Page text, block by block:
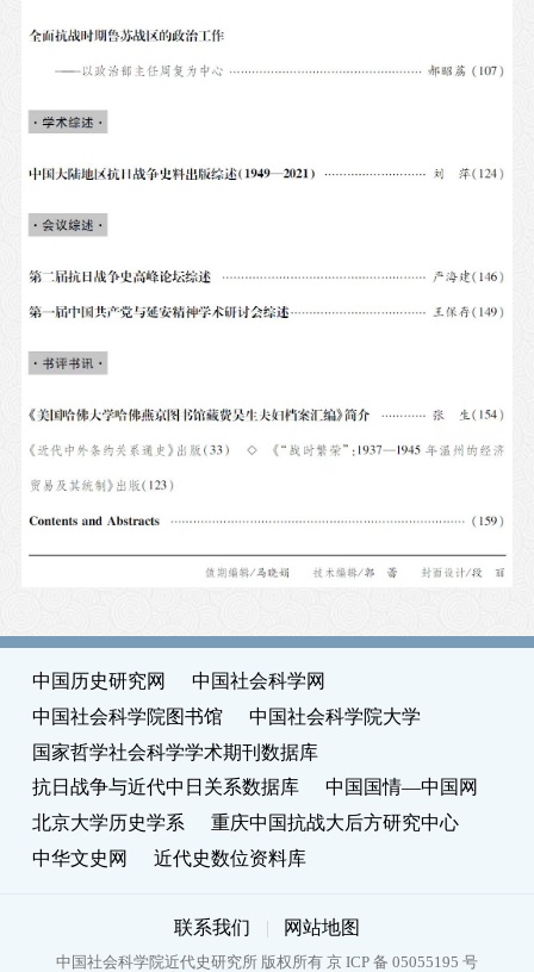
中国历史研究网
中国社会科学网
中国社会科学院图书馆
中国社会科学院大学
国家哲学社会科学学术期刊数据库
抗日战争与近代中日关系数据库
中国国情—中国网
北京大学历史学系
重庆中国抗战大后方研究中心
中华文史网
近代史数位资料库
联系我们 | 网站地图
中国社会科学院近代史研究所 版权所有 京 ICP 备 05055195 号